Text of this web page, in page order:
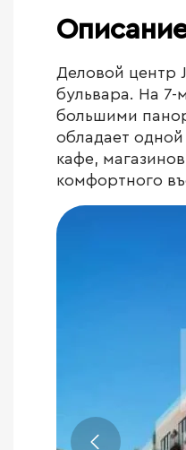
Деловой центр
бульвара. На 7-
большими
обладает
кафе,
комфортного